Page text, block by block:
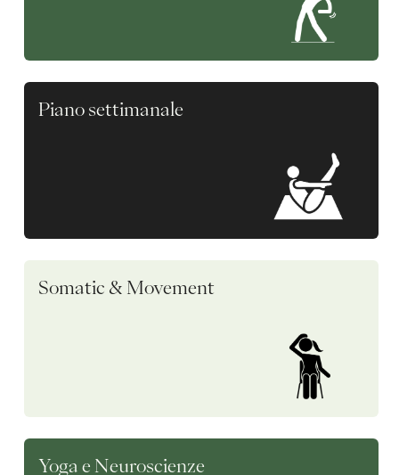
Piano settimanale
Somatic & Movement
Yoga e Neuroscienze